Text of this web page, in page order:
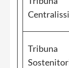
Tribuna